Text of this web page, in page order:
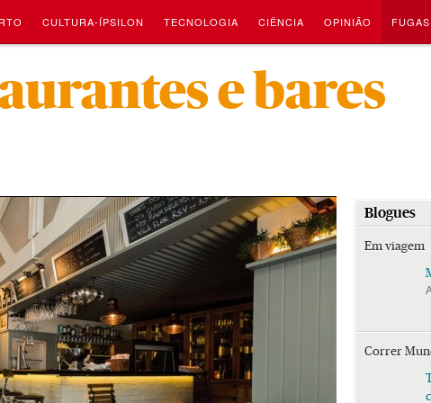
CULTURA-ÍPSILON TECNOLOGIA CIÊNCIA OPINIÃO FUGAS
e bares
Blogues
Em viagem
Correr